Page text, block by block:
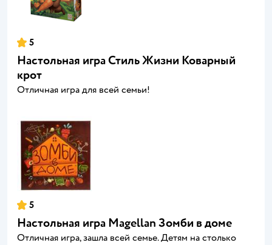
5
Настольная игра Стиль Жизни Коварный
крот
Отличная игра для всей семьи!
5
Настольная игра Magellan Зомби в доме
Отличная игра, зашла всей семье. Детям на столько